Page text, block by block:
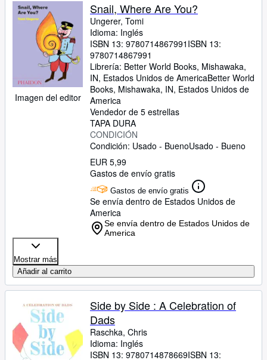
Imagen del editor
Snail, Where Are You?
Ungerer, Tomi
Idioma: Inglés
ISBN 13: 9780714867991 ISBN 13:
9780714867991
Librería: Better World Books, Mishawaka,
IN, Estados Unidos de AmericaBetter World
Books, Mishawaka, IN, Estados Unidos de
America
Vendedor de 5 estrellas
TAPA DURA
CONDICIÓN
Condición: Usado - BuenoUsado - Bueno
EUR 5,99
Gastos de envío gratis
Gastos de envío gratis
Se envía dentro de Estados Unidos de
America
Se envía dentro de Estados Unidos de
America
Mostrar más
Añadir al carrito
Side by Side : A Celebration of
Dads
Raschka, Chris
Idioma: Inglés
ISBN 13: 9780714878669ISBN 13: